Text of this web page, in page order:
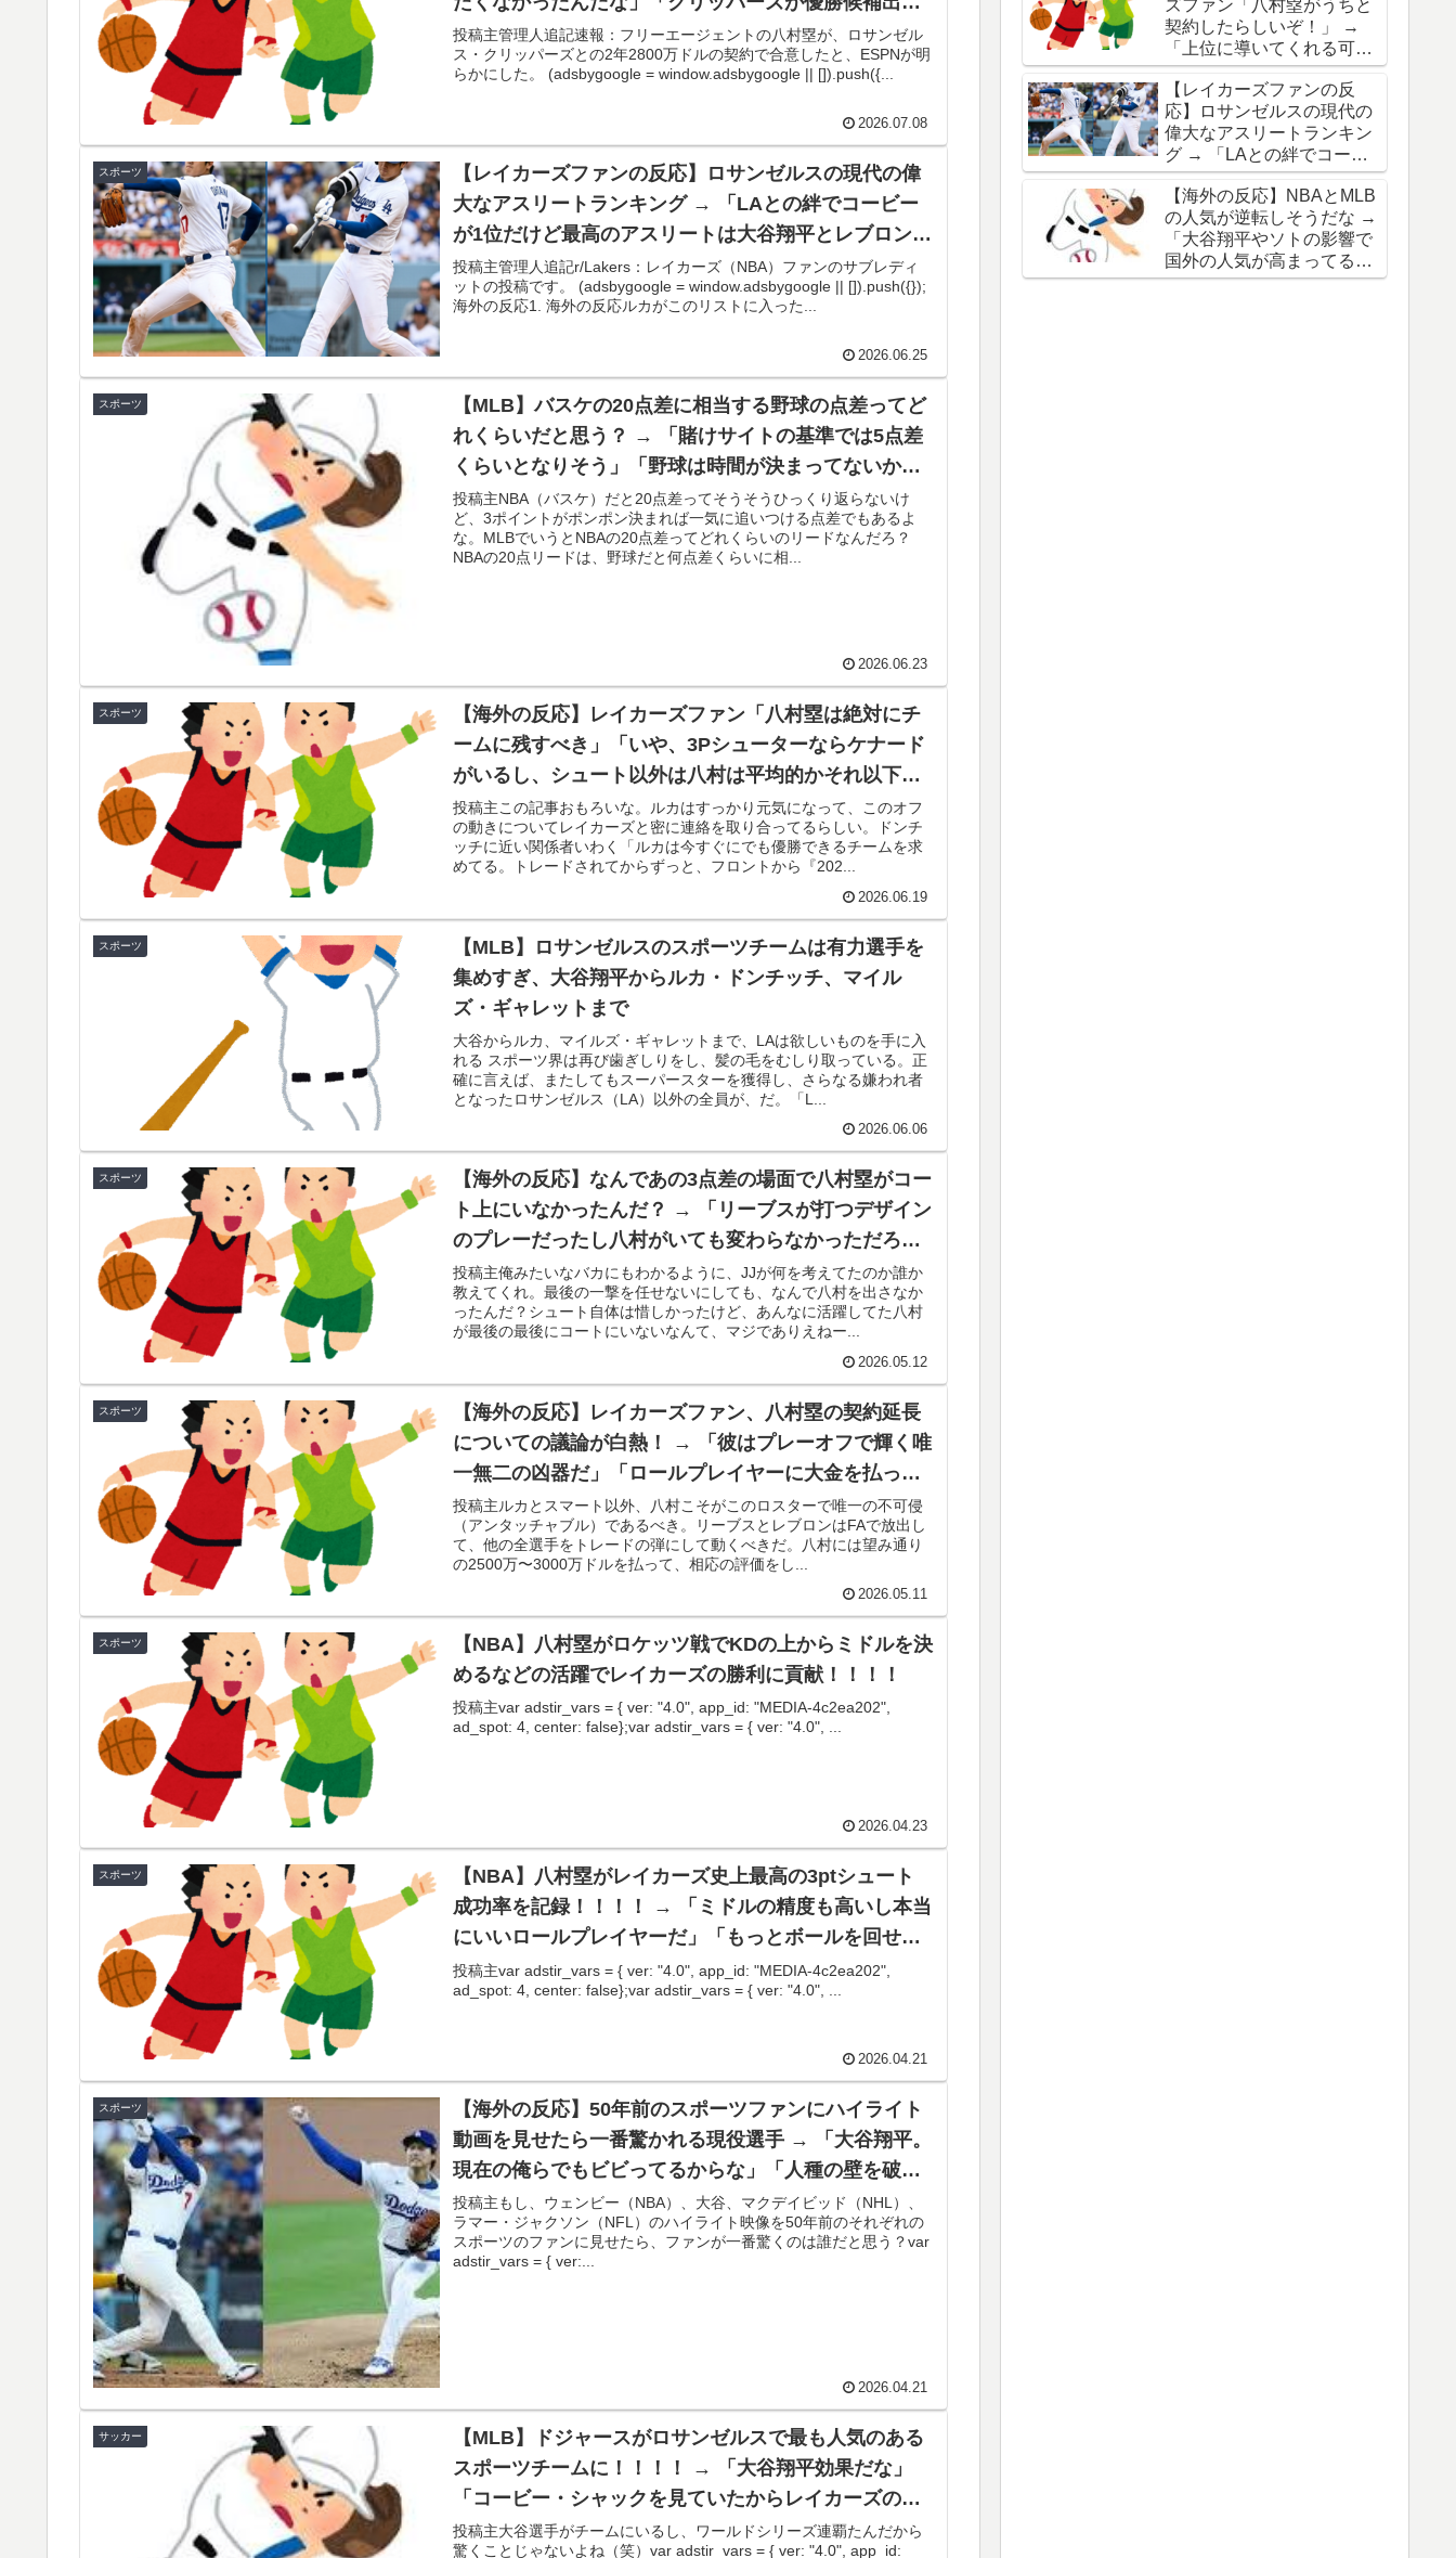
▶ フランス人「欲張りすぎだ」中村敬斗、ランス残留の可能性を会長が示唆！移籍金が交渉の壁に..現地
サポの本音がこれ！【海外の反応】
ぺこぱ松蔭寺「みんな右とか左とか拘りすぎ。思想関係なく応援しようよ」
▶ 海外「素晴らしい！」日本が買収したUSスチール驚異の大復活に米国人が大喜び
▶ 3.1節がある月なのに…3月のカレンダーに日本の富士山・大阪城・桜が描かれ物議＝韓国の反応
▶ 【MLB】化け物みたいな球を投げるクローザーを先発に転向させないのはなんで？ → 「100mとマラソ
ンの違い」「先発は2－3種類の一級品の変化球が必要だからな」
▶ 【衝撃】韓国人「エボシ御前の声の人、若い頃がこれかよ」
▶ 海外「海外発祥なのに、今では日本で定着してるものって何？その逆も教えて！」（海外の反応）
▶ 【衝撃】韓国人「日本の名門女子校、漫画のままかよ」
軽飛行機が屋根すれすれを抜けて飛行場へ、車輪を出さないまま胴体着陸「これよりひどい着陸なら山
ほど見てきた」【海外の反応】
新聞さん、壮大な縦読みを仕込んでしまうwww
海外「日本人はなんて気高いんだ！」 英高級紙も驚愕した極限の中の日本人の姿に世界が衝撃
韓国人「日本メディアが2002年ワールドカップ韓国準決勝も調査すべきと主張！」→「英国メディアも
一斉に指摘‥」
韓国人「我が国がクウェート戦で行った審判買収が本当に深刻である理由がこちら…」→「これはダメ
なやつ…（ﾌﾞﾙﾌﾞﾙ」＝韓国の反応
海外「さすが日本！」日本とドイツの仕事効率の差が分かる数字に海外が大騒ぎ
▶ 大地震が起きても手術をやり遂げる日本の医療チーム、海外でも凄すぎると絶賛
▶
外国人「日本の未来は安泰だ」16歳MF三井寺眞、衝撃ゴール！久保建英超え歴代2位の記録！3得点に
絡む活躍で海外絶賛！【海外の反応】
「1個9,983キロカロリー、成人が4〜5日かけて食べる量」店名は『心臓発作グリル』、そこで本当に心
臓発作が起きた日
海外「日本なんて行くんじゃなかった…」 日本を知ってしまったディズニー信者、帰国後『本家』に失
いのが救いだわ」
投稿主管理人追記速報：フリーエージェントの八村塁が、ロサンゼル
ス・クリッパーズとの2年2800万ドルの契約で合意したと、ESPNが明
らかにした。 (adsbygoogle = window.adsbygoogle || []).push({...
2026.07.08
スポーツ
【レイカーズファンの反応】ロサンゼルスの現代の偉
大なアスリートランキング → 「LAとの絆でコービー
が1位だけど最高のアスリートは大谷翔平とレブロンが
トップ2だな」「ルカがランクインしたらスロベニア人
が2人もトップ10に入ることになるな」
投稿主管理人追記r/Lakers：レイカーズ（NBA）ファンのサブレディ
ットの投稿です。 (adsbygoogle = window.adsbygoogle || []).push({});
海外の反応1. 海外の反応ルカがこのリストに入った...
2026.06.25
スポーツ
【MLB】バスケの20点差に相当する野球の点差ってど
れくらいだと思う？ → 「賭けサイトの基準では5点差
くらいとなりそう」「野球は時間が決まってないから
単純には比較できないな」
投稿主NBA（バスケ）だと20点差ってそうそうひっくり返らないけ
ど、3ポイントがポンポン決まれば一気に追いつける点差でもあるよ
な。MLBでいうとNBAの20点差ってどれくらいのリードなんだろ？
NBAの20点リードは、野球だと何点差くらいに相...
2026.06.23
スポーツ
【海外の反応】レイカーズファン「八村塁は絶対にチ
ームに残すべき」「いや、3Pシューターならケナード
がいるし、シュート以外は八村は平均的かそれ以下だ
からな」
投稿主この記事おもろいな。ルカはすっかり元気になって、このオフ
の動きについてレイカーズと密に連絡を取り合ってるらしい。ドンチ
ッチに近い関係者いわく「ルカは今すぐにでも優勝できるチームを求
めてる。トレードされてからずっと、フロントから『202...
2026.06.19
スポーツ
【MLB】ロサンゼルスのスポーツチームは有力選手を
集めすぎ、大谷翔平からルカ・ドンチッチ、マイル
ズ・ギャレットまで
大谷からルカ、マイルズ・ギャレットまで、LAは欲しいものを手に入
れる スポーツ界は再び歯ぎしりをし、髪の毛をむしり取っている。正
確に言えば、またしてもスーパースターを獲得し、さらなる嫌われ者
となったロサンゼルス（LA）以外の全員が、だ。「L...
2026.06.06
スポーツ
【海外の反応】なんであの3点差の場面で八村塁がコー
ト上にいなかったんだ？ → 「リーブスが打つデザイン
のプレーだったし八村がいても変わらなかっただろ」
「八村がいたら相手の注意が分散するだろ」
投稿主俺みたいなバカにもわかるように、JJが何を考えてたのか誰か
教えてくれ。最後の一撃を任せないにしても、なんで八村を出さなか
ったんだ？シュート自体は惜しかったけど、あんなに活躍してた八村
が最後の最後にコートにいないなんて、マジでありえねー...
2026.05.12
スポーツ
【海外の反応】レイカーズファン、八村塁の契約延長
についての議論が白熱！ → 「彼はプレーオフで輝く唯
一無二の凶器だ」「ロールプレイヤーに大金を払って
たら勝てるチームを作れないぞ」
投稿主ルカとスマート以外、八村こそがこのロスターで唯一の不可侵
（アンタッチャブル）であるべき。リーブスとレブロンはFAで放出し
て、他の全選手をトレードの弾にして動くべきだ。八村には望み通り
の2500万〜3000万ドルを払って、相応の評価をし...
2026.05.11
スポーツ
【NBA】八村塁がロケッツ戦でKDの上からミドルを決
めるなどの活躍でレイカーズの勝利に貢献！！！！
投稿主var adstir_vars = { ver: "4.0", app_id: "MEDIA-4c2ea202",
ad_spot: 4, center: false};var adstir_vars = { ver: "4.0", ...
2026.04.23
スポーツ
【NBA】八村塁がレイカーズ史上最高の3ptシュート
成功率を記録！！！！ → 「ミドルの精度も高いし本当
にいいロールプレイヤーだ」「もっとボールを回せた
らいいのにな」
投稿主var adstir_vars = { ver: "4.0", app_id: "MEDIA-4c2ea202",
ad_spot: 4, center: false};var adstir_vars = { ver: "4.0", ...
2026.04.21
スポーツ
【海外の反応】50年前のスポーツファンにハイライト
動画を見せたら一番驚かれる現役選手 → 「大谷翔平。
現在の俺らでもビビってるからな」「人種の壁を破っ
たラマーやウェンビー、マクデイビットも当時の常識
からはかけ離れたプレーをするぞ」
投稿主もし、ウェンビー（NBA）、大谷、マクデイビッド（NHL）、
ラマー・ジャクソン（NFL）のハイライト映像を50年前のそれぞれの
スポーツのファンに見せたら、ファンが一番驚くのは誰だと思う？var
adstir_vars = { ver:...
2026.04.21
サッカー
【MLB】ドジャースがロサンゼルスで最も人気のある
スポーツチームに！！！！ → 「大谷翔平効果だな」
「コービー・シャックを見ていたからレイカーズの凋
落っぷりが信じられない」
投稿主大谷選手がチームにいるし、ワールドシリーズ連覇たんだから
驚くことじゃないよね（笑）var adstir_vars = { ver: "4.0", app_id:
のが救いだわ」
ズファン「八村塁がうちと
契約したらしいぞ！」 →
「上位に導いてくれる可能
性もあるし、ドラフト指名
権との交換要員にもなって
くれるしいいことしかな
い」「質は高いがチームを
劇的に変える選手じゃない
な」
【レイカーズファンの反
応】ロサンゼルスの現代の
偉大なアスリートランキン
グ → 「LAとの絆でコービ
ーが1位だけど最高のアス
リートは大谷翔平とレブロ
ンがトップ2だな」「ルカ
がランクインしたらスロベ
ニア人が2人もトップ10に
入ることになるな」
【海外の反応】NBAとMLB
の人気が逆転しそうだな →
「大谷翔平やソトの影響で
国外の人気が高まってる
な」「MLBはピッチクロッ